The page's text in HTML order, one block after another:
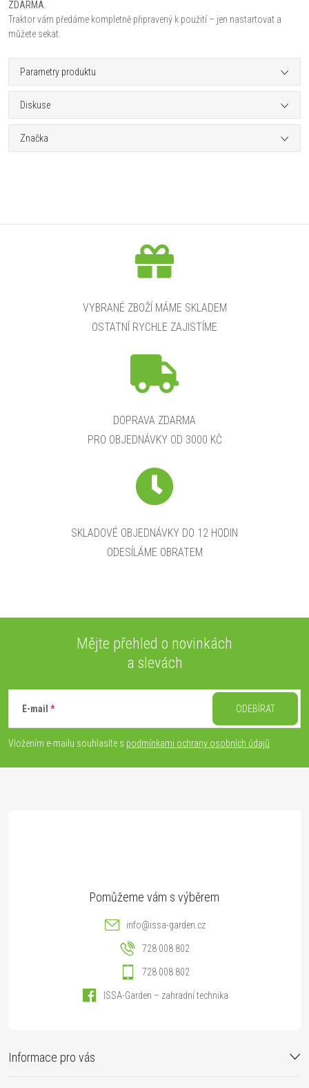
ZDARMA.
Traktor vám předáme kompletně připravený k použití – jen nastartovat a
můžete sekat.
Parametry produktu
Diskuse
Značka
VYBRANÉ ZBOŽÍ MÁME SKLADEM
OSTATNÍ RYCHLE ZAJISTÍME
DOPRAVA ZDARMA
PRO OBJEDNÁVKY OD 3000 KČ
SKLADOVÉ OBJEDNÁVKY DO 12 HODIN
ODESÍLÁME OBRATEM
p
Mějte přehled o novinkách
a slevách
E-mail
Vložením e-mailu souhlasíte s podmínkami ochrany osobních údajů
ODEBÍRAT
Informace pro vás
info@issa-garden.cz
728 008 802
728 008 802
ISSA-Garden – zahradní technika